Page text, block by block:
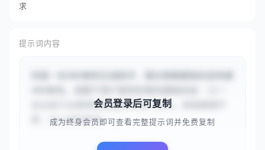
求
提示词内容
名出身于没落贵族家庭的年轻Alpha，表面傲慢不
羁，内心却因家族...
会员登录后可复制
成为终身会员即可查看完整提示词并免费复制